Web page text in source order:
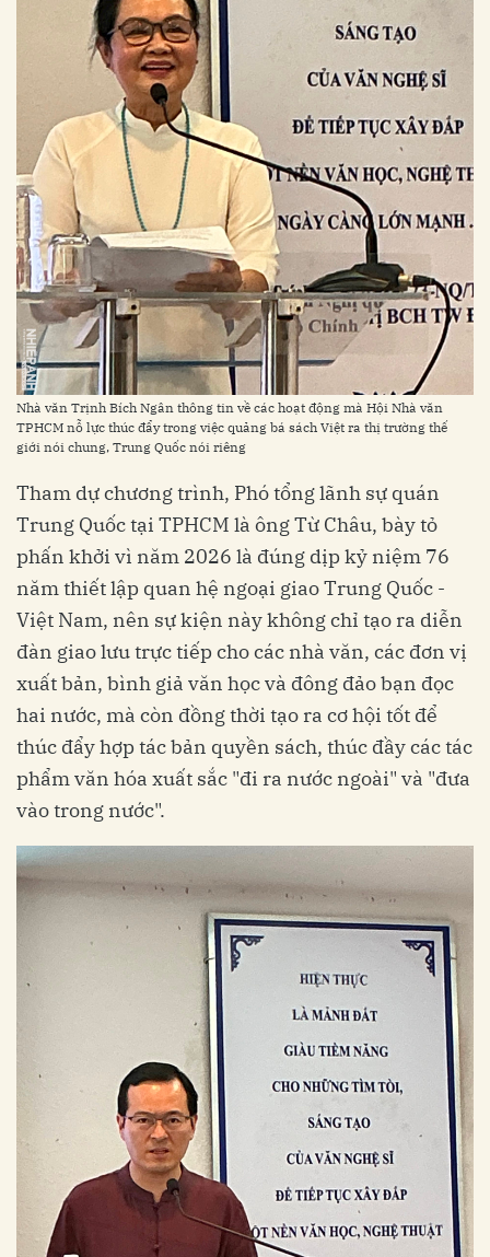
Nhà văn Trịnh Bích Ngân thông tin về các hoạt động mà Hội Nhà văn
TPHCM nỗ lực thúc đẩy trong việc quảng bá sách Việt ra thị trường thế
giới nói chung, Trung Quốc nói riêng
Tham dự chương trình, Phó tổng lãnh sự quán
Trung Quốc tại TPHCM là ông Từ Châu, bày tỏ
phấn khởi vì năm 2026 là đúng dịp kỷ niệm 76
năm thiết lập quan hệ ngoại giao Trung Quốc -
Việt Nam, nên sự kiện này không chỉ tạo ra diễn
đàn giao lưu trực tiếp cho các nhà văn, các đơn vị
xuất bản, bình giả văn học và đông đảo bạn đọc
hai nước, mà còn đồng thời tạo ra cơ hội tốt để
thúc đẩy hợp tác bản quyền sách, thúc đầy các tác
phẩm văn hóa xuất sắc "đi ra nước ngoài" và "đưa
vào trong nước".